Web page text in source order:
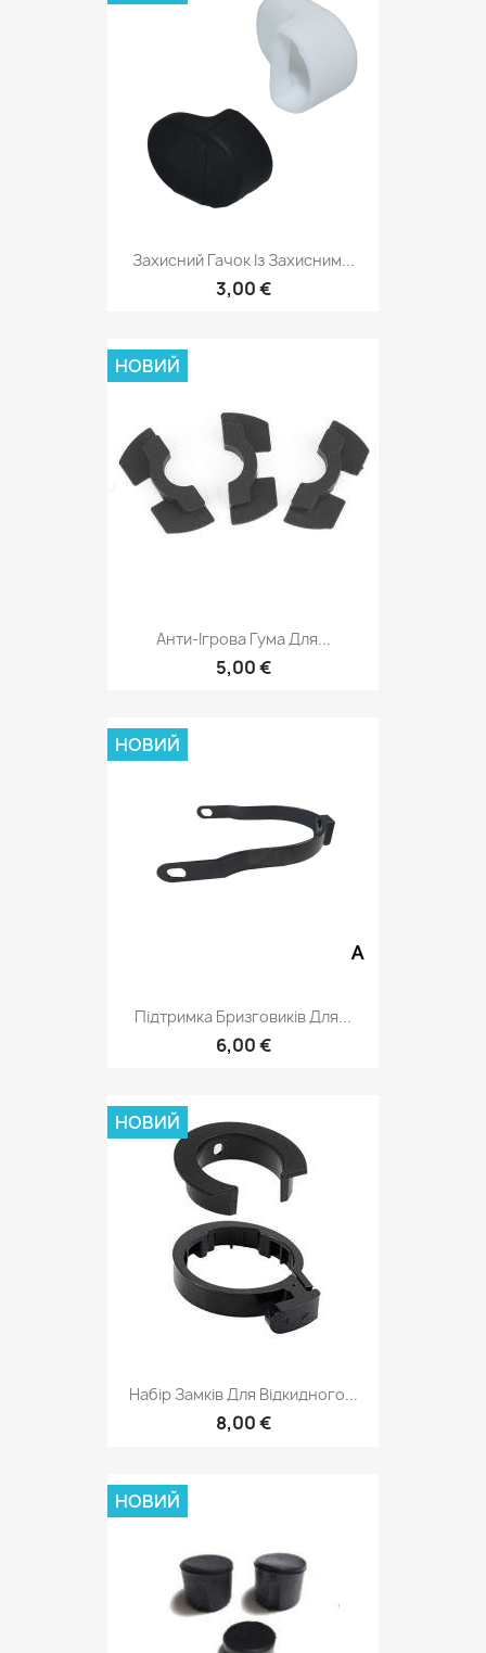
Захисний Гачок Із Захисним...
3,00 €
Анти-Ігрова Гума Для...
5,00 €
НОВИЙ
Підтримка Бризговиків Для...
6,00 €
НОВИЙ
Набір Замків Для Відкидного...
8,00 €
НОВИЙ
НОВИЙ